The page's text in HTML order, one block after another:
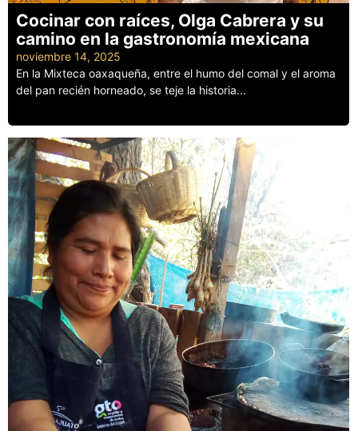
Cocinar con raíces, Olga Cabrera y su
camino en la gastronomía mexicana
noviembre 14, 2025
En la Mixteca oaxaqueña, entre el humo del comal y el aroma
del pan recién horneado, se teje la historia...